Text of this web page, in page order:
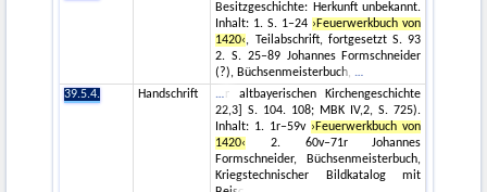
Besitzgeschichte: Herkunft unbekannt.
Inhalt: 1. S. 1–24 ›Feuerwerkbuch von
1420‹, Teilabschrift, fortgesetzt S. 93
2. S. 25–89 Johannes Formschneider
(?), Büchsenmeisterbuch,
39.5.4.
Handschrift
r altbayerischen Kirchengeschichte
22,3] S. 104. 108; MBK IV,2, S. 725).
Inhalt: 1. 1r–59v ›Feuerwerkbuch von
1420‹
2. 60v–71r Johannes
Formschneider, Büchsenmeisterbuch,
Kriegstechnischer Bildkatalog mit